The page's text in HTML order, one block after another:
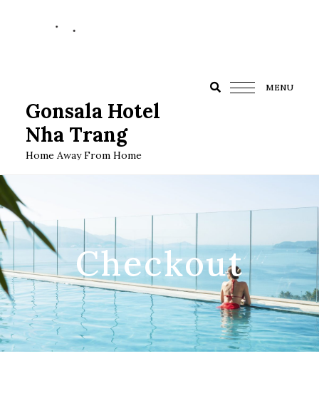
Gonsala Hotel
Nha Trang
Home Away From Home
MENU
Checkout